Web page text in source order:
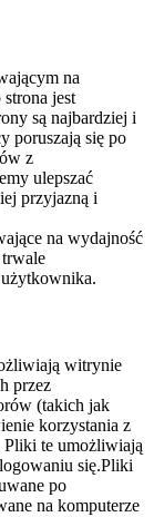
na
jest
są najbardziej i
poruszają się po
z
ulepszać
przyjazną i
na wydajność
witrynie
przez
(takich jak
korzystania z
Pliki te umożliwiają
się.Pliki
po
na komputerze